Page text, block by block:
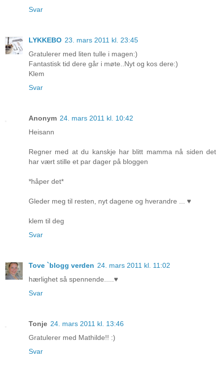
Svar
LYKKEBO 23. mars 2011 kl. 23:45
Gratulerer med liten tulle i magen:)
Fantastisk tid dere går i møte..Nyt og kos dere:)
Klem
Svar
Anonym 24. mars 2011 kl. 10:42
Heisann
Regner med at du kanskje har blitt mamma nå siden det
har vært stille et par dager på bloggen
*håper det*
Gleder meg til resten, nyt dagene og hverandre ... ♥
klem til deg
Svar
Tove `blogg verden 24. mars 2011 kl. 11:02
hærlighet så spennende.....♥
Svar
Tonje 24. mars 2011 kl. 13:46
Gratulerer med Mathilde!! :)
Svar